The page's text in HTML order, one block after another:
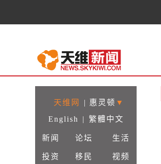
天维网 | 惠灵顿 ▼
English
| 繁體中文
新闻 论坛 生活
投资 移民 视频